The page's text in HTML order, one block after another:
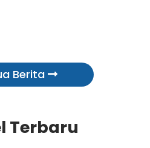
Berita
Terbaru